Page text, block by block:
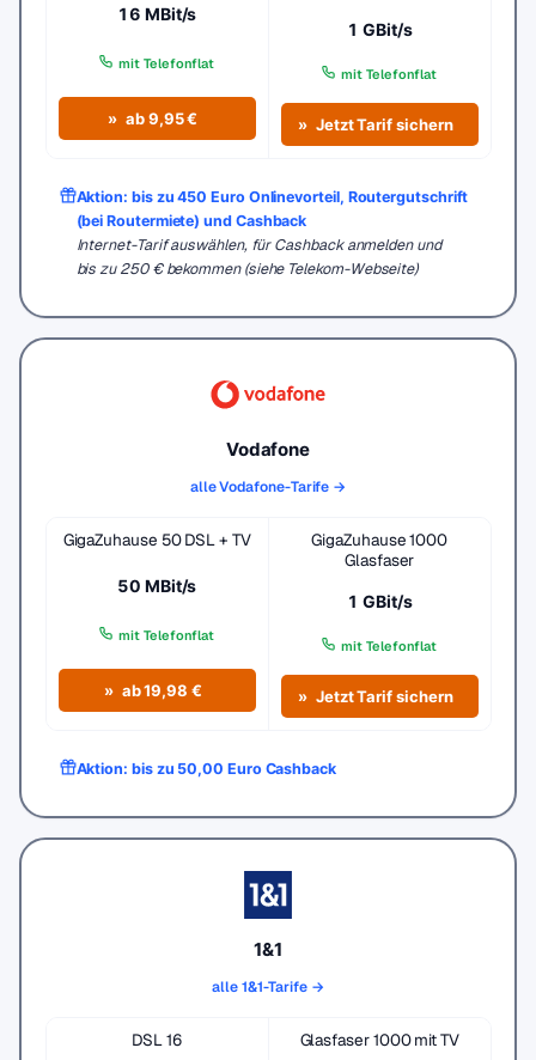
16 MBit/s
mit Telefonflat
ab 9,95 €
1 GBit/s
mit Telefonflat
Jetzt Tarif sichern
Aktion: bis zu 450 Euro Onlinevorteil, Routergutschrift
(bei Routermiete) und Cashback
Internet-Tarif auswählen, für Cashback anmelden und
bis zu 250 € bekommen (siehe Telekom-Webseite)
Vodafone
alle Vodafone-Tarife →
GigaZuhause 50 DSL + TV
50 MBit/s
mit Telefonflat
ab 19,98 €
GigaZuhause 1000
Glasfaser
1 GBit/s
mit Telefonflat
Jetzt Tarif sichern
Aktion: bis zu 50,00 Euro Cashback
1&1
alle 1&1-Tarife →
DSL 16 Glasfaser 1000 mit TV